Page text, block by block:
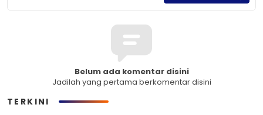
Belum ada komentar disini
Jadilah yang pertama berkomentar disini
TERKINI